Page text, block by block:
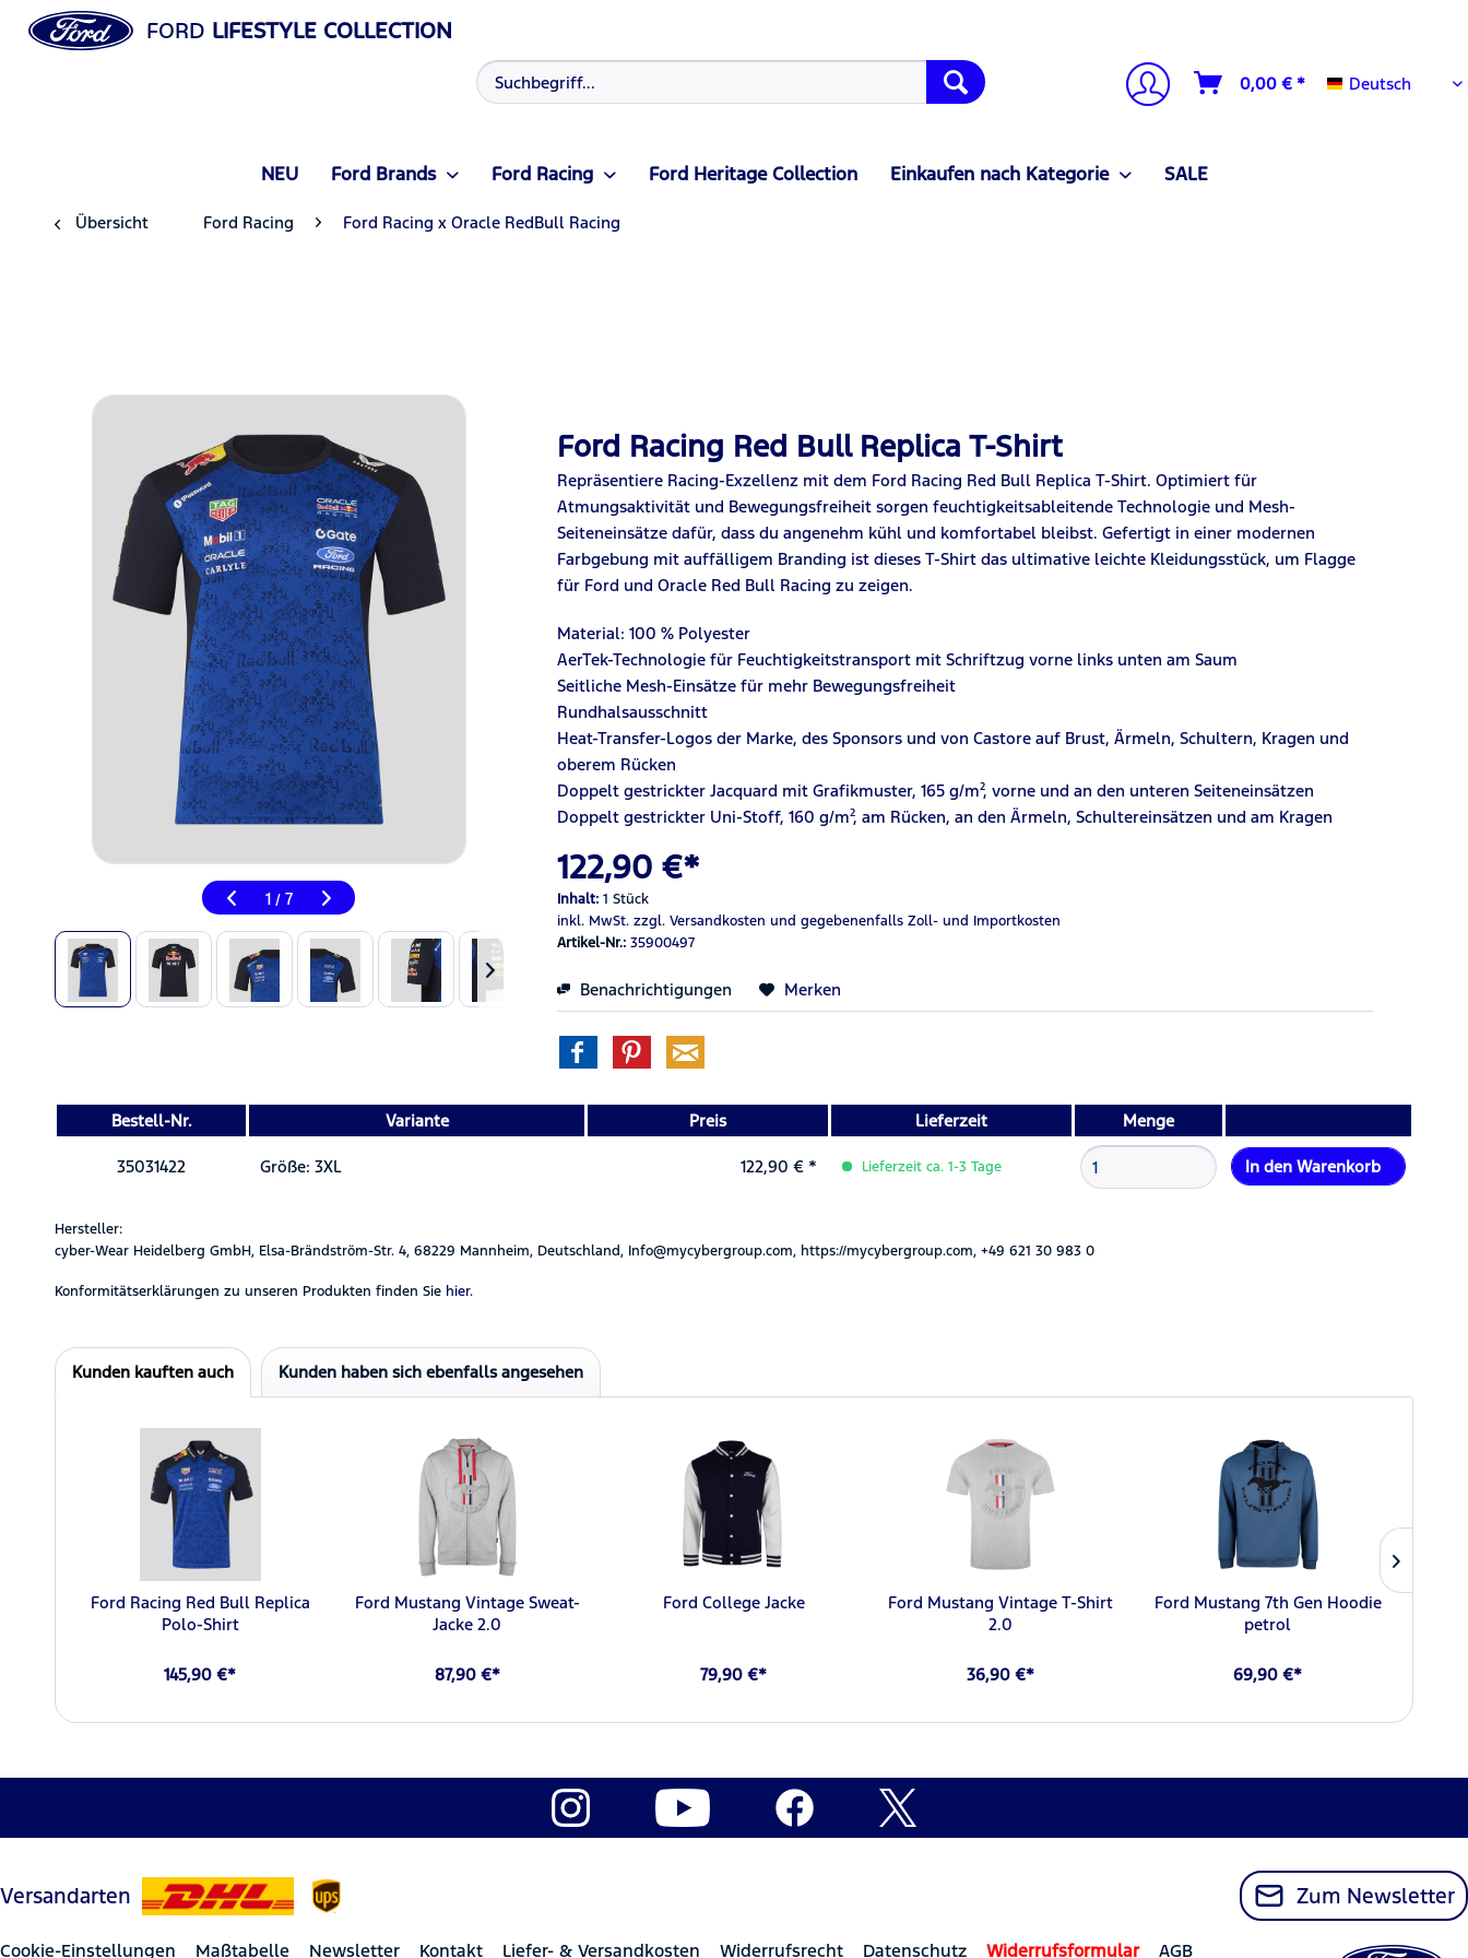
FORD LIFESTYLE COLLECTION
0,00 € * Deutsch
Deutsch
NEU Ford Brands Ford Racing Ford Heritage Collection Einkaufen nach Kategorie SALE
Übersicht Ford Racing Ford Racing x Oracle RedBull Racing
1 / 7
Ford Racing Red Bull Replica T-Shirt
Repräsentiere Racing-Exzellenz mit dem Ford Racing Red Bull Replica T-Shirt. Optimiert für
Atmungsaktivität und Bewegungsfreiheit sorgen feuchtigkeitsableitende Technologie und Mesh-
Seiteneinsätze dafür, dass du angenehm kühl und komfortabel bleibst. Gefertigt in einer modernen
Farbgebung mit auffälligem Branding ist dieses T-Shirt das ultimative leichte Kleidungsstück, um Flagge
für Ford und Oracle Red Bull Racing zu zeigen.
Material: 100 % Polyester
AerTek-Technologie für Feuchtigkeitstransport mit Schriftzug vorne links unten am Saum
Seitliche Mesh-Einsätze für mehr Bewegungsfreiheit
Rundhalsausschnitt
Heat-Transfer-Logos der Marke, des Sponsors und von Castore auf Brust, Ärmeln, Schultern, Kragen und
oberem Rücken
Doppelt gestrickter Jacquard mit Grafikmuster, 165 g/m², vorne und an den unteren Seiteneinsätzen
Doppelt gestrickter Uni-Stoff, 160 g/m², am Rücken, an den Ärmeln, Schultereinsätzen und am Kragen
122,90 €*
Inhalt:1 Stück
inkl. MwSt.zzgl. Versandkosten und gegebenenfalls Zoll- und Importkosten
Artikel-Nr.:35900497
Benachrichtigungen Merken
Bestell-Nr. Variante Preis Lieferzeit Menge
35031422 Größe: 3XL 122,90 € * Lieferzeit ca. 1-3 Tage In den Warenkorb
Hersteller:
cyber-Wear Heidelberg GmbH, Elsa-Brändström-Str. 4, 68229 Mannheim, Deutschland, Info@mycybergroup.com, https://mycybergroup.com, +49 621 30 983 0
Konformitätserklärungen zu unseren Produkten finden Sie hier.
Kunden kauften auch Kunden haben sich ebenfalls angesehen
Ford Racing Red Bull Replica
Polo-Shirt
145,90 €*
Ford Mustang Vintage Sweat-
Jacke 2.0
87,90 €*
Ford College Jacke
79,90 €*
Ford Mustang Vintage T-Shirt
2.0
36,90 €*
Ford Mustang 7th Gen Hoodie
petrol
69,90 €*
Versandarten Zum Newsletter
Cookie-Einstellungen Maßtabelle Newsletter Kontakt Liefer- & Versandkosten Widerrufsrecht Datenschutz Widerrufsformular AGB